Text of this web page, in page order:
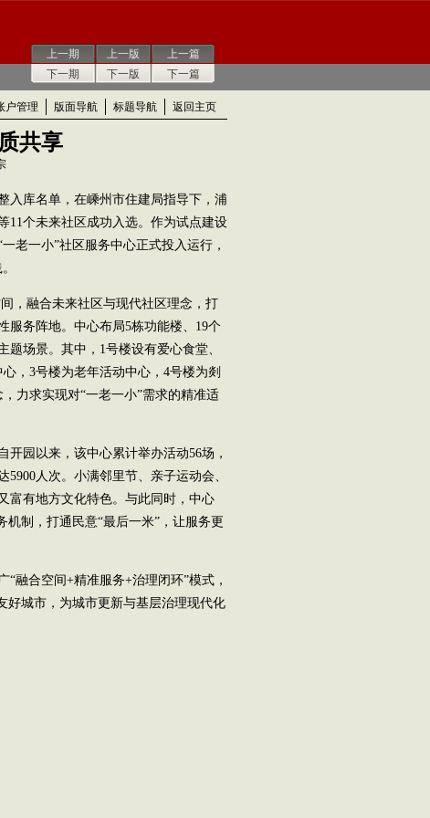
上一期
下一期
上一版
下一版
上一篇
下一篇
户管理 版面导航 标题导航 返回主页
共享
库名单，在嵊州市住建局指导下，浦
11个未来社区成功入选。作为试点建设
老一小”社区服务中心正式投入运行，
融合未来社区与现代社区理念，打
服务阵地。中心布局5栋功能楼、19个
场景。其中，1号楼设有爱心食堂、
，3号楼为老年活动中心，4号楼为剡
力求实现对“一老一小”需求的精准适
园以来，该中心累计举办活动56场，
人次。小满邻里节、亲子运动会、
富有地方文化特色。与此同时，中心
制，打通民意“最后一米”，让服务更
合空间+精准服务+治理闭环”模式，
好城市，为城市更新与基层治理现代化